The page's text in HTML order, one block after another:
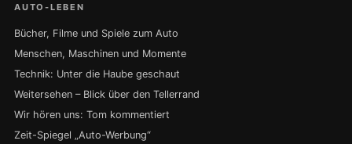
AUTO-LEBEN
Bücher, Filme und Spiele zum Auto
Menschen, Maschinen und Momente
Technik: Unter die Haube geschaut
Weitersehen – Blick über den Tellerrand
Wir hören uns: Tom kommentiert
Zeit-Spiegel „Auto-Werbung“